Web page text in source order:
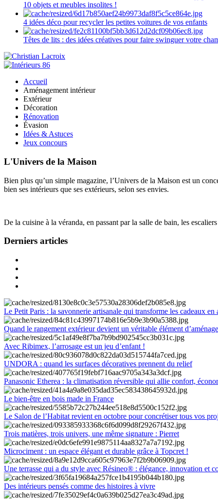
10 objets et meubles insolites !
4 idées déco pour recycler les petites voitures de vos enfants
Têtes de lits : des idées créatives pour faire swinguer votre
Accueil
Aménagement intérieur
Extérieur
Décoration
Rénovation
Évasion
Idées & Astuces
Jeux concours
L'Univers de la Maison
Bien plus qu’un simple magazine, l’Univers de la Maison est un
bien ses intérieurs que ses extérieurs, selon ses envies.
De la cuisine à la véranda, en passant par la salle de bain, les
Derniers articles
Le Petit Paris : la savonnerie artisanale qui transforme les cadeaux en
Quand le rangement extérieur devient un véritable élément
Avec Ribimex, l’arrosage est un jeu d’enfant !
UNDORA : quand les surfaces décoratives prennent du relief
Panasonic Etherea : la climatisation réversible qui allie confort,
Le bien-être en bois made in France
Le Salon de l’Habitat revient en octobre pour concrétiser tous vos
Trois matières, trois univers, une même signature : Pierret
Microciment : un espace élégant et durable grâce à Topcret !
Une terrasse qui a du style avec Résineo® : élégance, innovation et
Des intérieurs pensés comme des histoires à vivre